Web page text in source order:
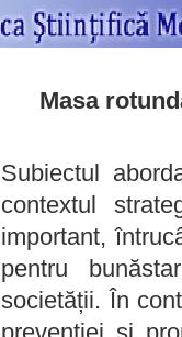
Masa
Subiectul
contextul
important,
pentru
societății. În